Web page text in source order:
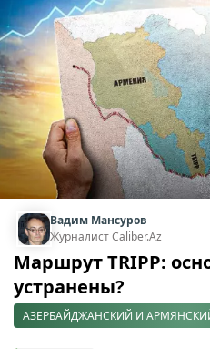
Вадим Мансуров
Журналист Caliber.Az
Маршрут TRIPP:
устранены?
АЗЕРБАЙДЖАНСКИЙ И АРМЯНСКИЙ